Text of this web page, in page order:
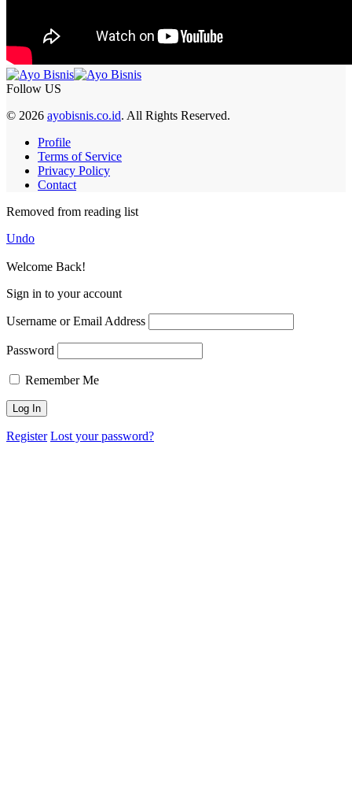
Follow US
© 2026 ayobisnis.co.id. All Rights Reserved.
Profile
Terms of Service
Privacy Policy
Contact
Removed from reading list
Undo
Welcome Back!
Sign in to your account
Username or Email Address
Password
Remember Me
Register Lost your password?